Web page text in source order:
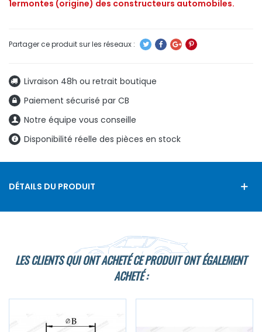
1ermontes (origine) des constructeurs automobiles.
Livraison 48h ou retrait boutique
Paiement sécurisé par CB
Notre équipe vous conseille
Disponibilité réelle des pièces en stock
DÉTAILS DU PRODUIT
LES CLIENTS QUI ONT ACHETÉ CE PRODUIT ONT ÉGALEMENT
ACHETÉ :